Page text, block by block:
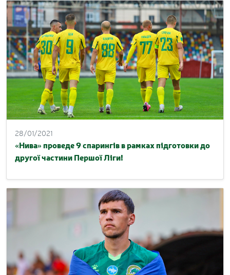
28/01/2021
«Нива» проведе 9 спарингів в рамках підготовки до
другої частини Першої Ліги!